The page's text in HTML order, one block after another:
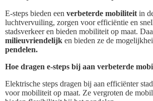
E-steps bieden een verbeterde mobiliteit in
luchtvervuiling, zorgen voor efficiëntie en
stadsverkeer en bieden mobiliteit op maat.
milieuvriendelijk en bieden ze de
pendelen.
Hoe dragen e-steps bij aan verbeterde
Elektrische steps dragen bij aan efficiënter
voor mobiliteit op maat. Ze vergroten de